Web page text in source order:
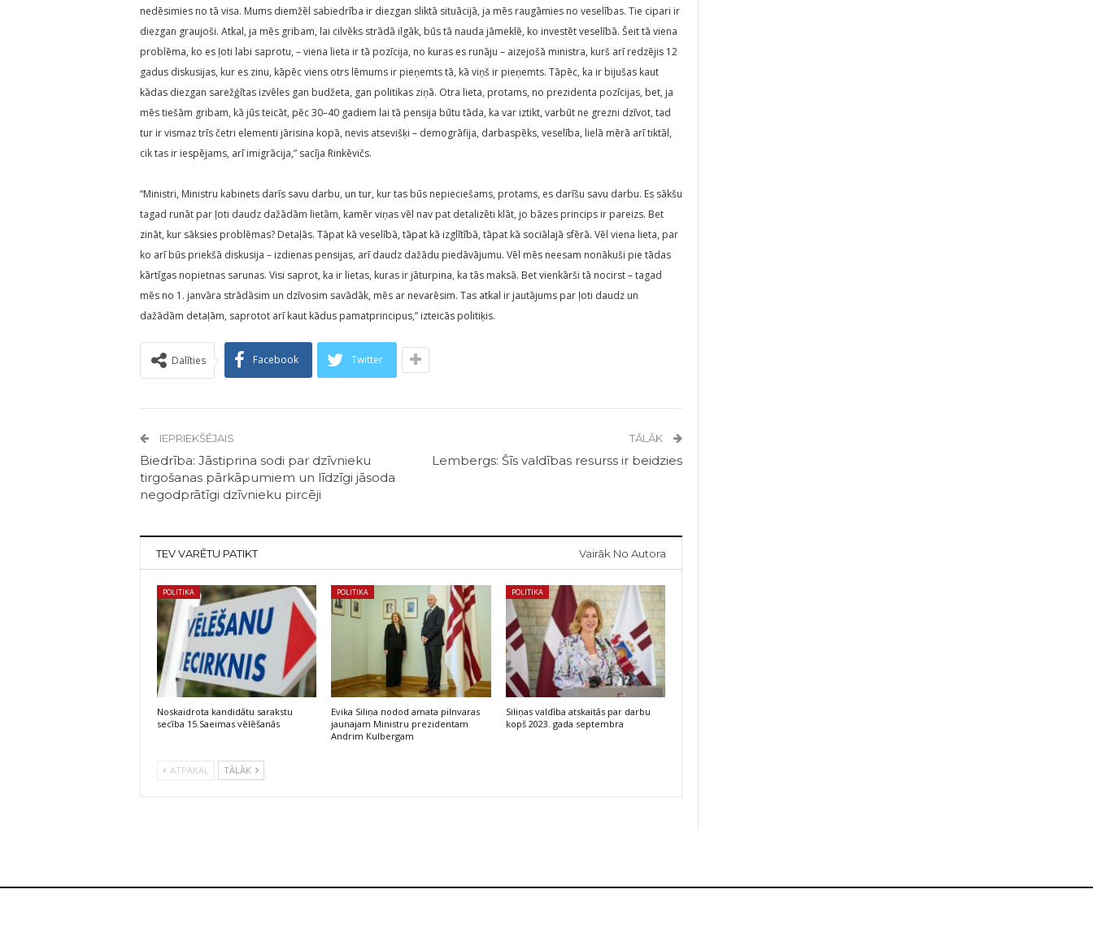
nedēsimies no tā visa. Mums diemžēl sabiedrība ir diezgan sliktā situācijā, ja mēs raugāmies no veselības. Tie cipari ir
diezgan graujoši. Atkal, ja mēs gribam, lai cilvēks strādā ilgāk, būs tā nauda jāmeklē, ko investēt veselībā. Šeit tā viena
problēma, ko es ļoti labi saprotu, – viena lieta ir tā pozīcija, no kuras es runāju – aizejošā ministra, kurš arī redzējis 12
gadus diskusijas, kur es zinu, kāpēc viens otrs lēmums ir pieņemts tā, kā viņš ir pieņemts. Tāpēc, ka ir bijušas kaut
kādas diezgan sarežģītas izvēles gan budžeta, gan politikas ziņā. Otra lieta, protams, no prezidenta pozīcijas, bet, ja
mēs tiešām gribam, kā jūs teicāt, pēc 30–40 gadiem lai tā pensija būtu tāda, ka var iztikt, varbūt ne grezni dzīvot, tad
tur ir vismaz trīs četri elementi jārisina kopā, nevis atsevišķi – demogrāfija, darbaspēks, veselība, lielā mērā arī tiktāl,
cik tas ir iespējams, arī imigrācija,” sacīja Rinkēvičs.
“Ministri, Ministru kabinets darīs savu darbu, un tur, kur tas būs nepieciešams, protams, es darīšu savu darbu. Es sākšu
tagad runāt par ļoti daudz dažādām lietām, kamēr viņas vēl nav pat detalizēti klāt, jo bāzes princips ir pareizs. Bet
zināt, kur sāksies problēmas? Detaļās. Tāpat kā veselībā, tāpat kā izglītībā, tāpat kā sociālajā sfērā. Vēl viena lieta, par
ko arī būs priekšā diskusija – izdienas pensijas, arī daudz dažādu piedāvājumu. Vēl mēs neesam nonākuši pie tādas
kārtīgas nopietnas sarunas. Visi saprot, ka ir lietas, kuras ir jāturpina, ka tās maksā. Bet vienkārši tā nocirst – tagad
mēs no 1. janvāra strādāsim un dzīvosim savādāk, mēs ar nevarēsim. Tas atkal ir jautājums par ļoti daudz un
dažādām detaļām, saprotot arī kaut kādus pamatprincipus,” izteicās politiķis.
Dalīties Facebook Twitter
IEPRIEKŠĒJAIS
Biedrība: Jāstiprina sodi par dzīvnieku
tirgošanas pārkāpumiem un līdzīgi jāsoda
negodprātīgi dzīvnieku pircēji
TĀLĀK
Lembergs: Šīs valdības resurss ir beidzies
TEV VARĒTU PATIKT Vairāk No Autora
POLITIKA
Noskaidrota kandidātu sarakstu
secība 15.Saeimas vēlēšanās
POLITIKA
Evika Siliņa nodod amata pilnvaras
jaunajam Ministru prezidentam
Andrim Kulbergam
POLITIKA
Siliņas valdība atskaitās par darbu
kopš 2023. gada septembra
ATPAKAĻ TĀLĀK